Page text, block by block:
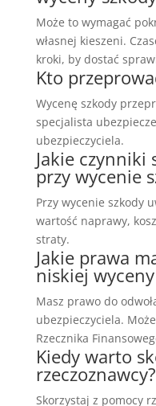
Może to wymagać
własnej kieszeni.
kroki, by dostać
Kto
Wycenę szkody
specjalista
ubezpieczyciela.
Jakie czynniki
przy wycenie
Przy wycenie szkody
wartość naprawy,
straty.
Jakie prawa
niskiej
Masz prawo do
ubezpieczyciela.
Rzecznika
Kiedy warto
rzeczoznawcy?
Skorzystaj z pomocy